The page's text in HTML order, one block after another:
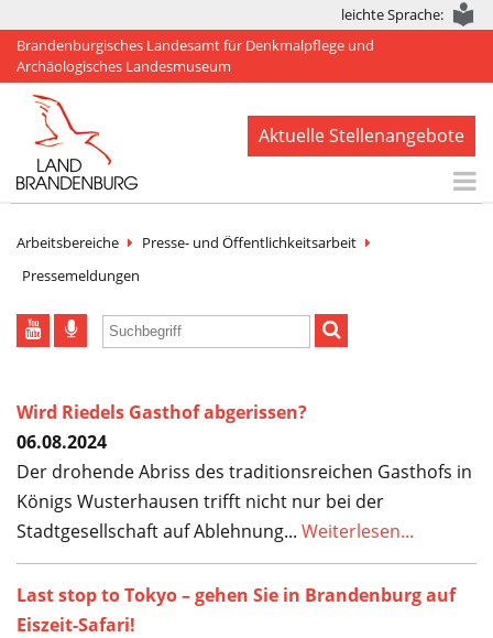
leichte Sprache:
Brandenburgisches Landesamt für Denkmalpflege und
Archäologisches Landesmuseum
Aktuelle Stellenangebote
Aktuelles
BLDAM
Denkmale
Publikationen
Service
Arbeitsbereiche
Presse- und Öffentlichkeitsarbeit
Pressemeldungen
Wird Riedels Gasthof abgerissen?
06.08.2024
Der drohende Abriss des traditionsreichen Gasthofs in
Königs Wusterhausen trifft nicht nur bei der
Stadtgesellschaft auf Ablehnung... Weiterlesen...
Last stop to Tokyo – gehen Sie in Brandenburg auf
Eiszeit-Safari!